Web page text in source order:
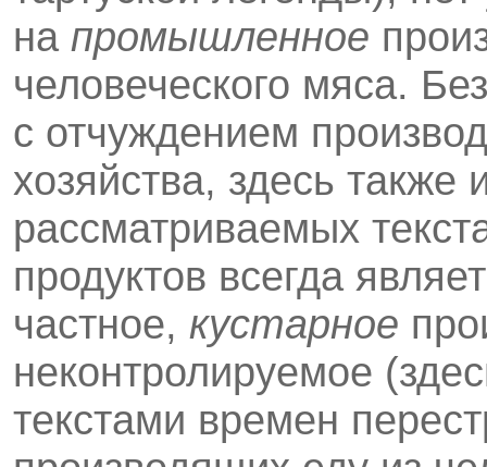
на промышленное
человеческого мяса.
с отчуждением
хозяйства, здесь
рассматриваемых
продуктов всегда
частное, кустарное
неконтролируемое
текстами вре­мен